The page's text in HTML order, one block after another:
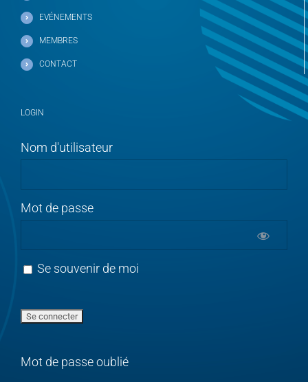
EVÉNEMENTS
MEMBRES
CONTACT
LOGIN
Nom d'utilisateur
Mot de passe
Se souvenir de moi
Mot de passe oublié